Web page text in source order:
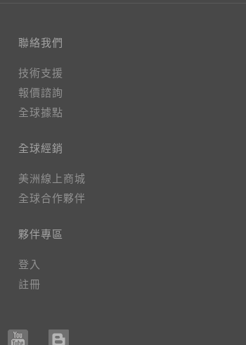
聯絡我們
技術支援
報價諮詢
全球據點
全球經銷
美洲線上商城
全球合作夥伴
夥伴專區
登入
註冊